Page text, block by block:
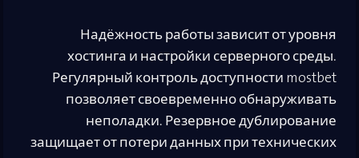
Надёжность работы зависит от уровня
хостинга и настройки серверного среды.
Регулярный контроль доступности mostbet
позволяет своевременно обнаруживать
неполадки. Резервное дублирование
защищает от потери данных при технических